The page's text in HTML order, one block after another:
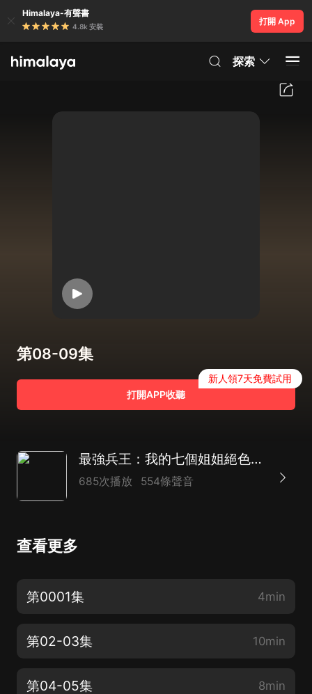
Himalaya-有聲書
4.8k 安裝
打開 App
探索
第08-09集
打開APP收聽
新人領7天免費試用
最強兵王：我的七個姐姐絕色傾城 | 爆笑 爆爽
685次播放 554條聲音
查看更多
第0001集 4min
第02-03集 10min
第04-05集 8min